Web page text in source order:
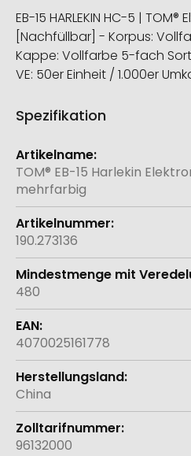
EB-15 HARLEKIN HC-5 |
[Nachfüllbar] - Korpus:
Kappe: Vollfarbe 5-fach
VE: 50er Einheit / 1.000er
Spezifikation
Weitere
Informationen
TOM® EB-15 Harlekin
mehrfarbig
190.273136
480
4070025161778
China
96132000